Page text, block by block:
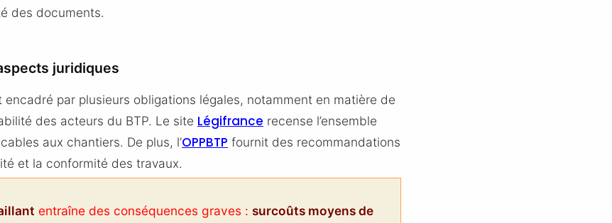
des documents.
juridiques
par plusieurs obligations légales, notamment en matière de
des acteurs du BTP. Le site Légifrance recense l’ensemble
aux chantiers. De plus, l’OPPBTP fournit des recommandations
et la conformité des travaux.
entraîne des conséquences graves :surcoûts moyens de